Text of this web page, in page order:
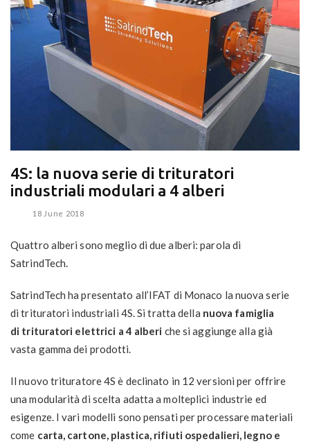
4S: la nuova serie di trituratori
industriali modulari a 4 alberi
18 June 2018
Quattro alberi sono meglio di due alberi: parola di
SatrindTech.
SatrindTech ha presentato all’IFAT di Monaco la nuova serie
di trituratori industriali 4S. Si tratta della nuova famiglia
di trituratori elettrici a 4 alberi che si aggiunge alla già
vasta gamma dei prodotti.
Il nuovo trituratore 4S è declinato in 12 versioni per offrire
una modularità di scelta adatta a molteplici industrie ed
esigenze. I vari modelli sono pensati per processare materiali
come carta, cartone, plastica, rifiuti ospedalieri, legno e